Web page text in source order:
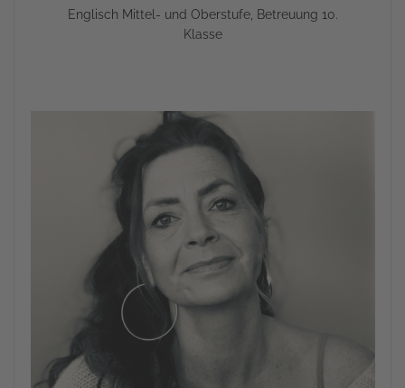
Englisch Mittel- und Oberstufe, Betreuung 10.
Klasse